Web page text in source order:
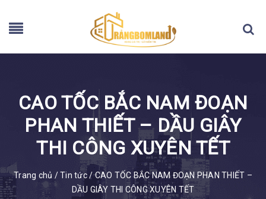
CAO TỐC BẮC NAM ĐOẠN
PHAN THIẾT – DẦU GIÂY
THI CÔNG XUYÊN TẾT
Trang chủ /Tin tức /CAO TỐC BẮC NAM ĐOẠN PHAN THIẾT –
DẦU GIÂY THI CÔNG XUYÊN TẾT